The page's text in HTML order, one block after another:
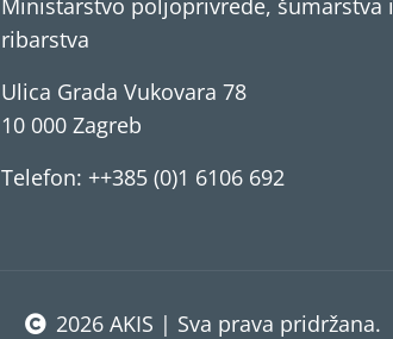
Ministarstvo poljoprivrede, šumarstva i
ribarstva
Ulica Grada Vukovara 78
10 000 Zagreb
Telefon: ++385 (0)1 6106 692
2026 AKIS | Sva prava pridržana.